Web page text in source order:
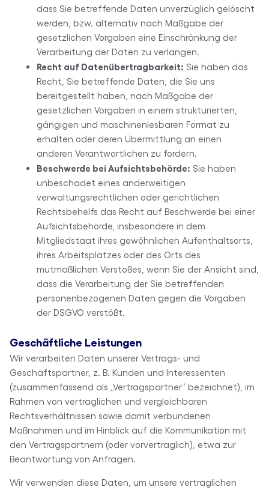
dass Sie betreffende Daten unverzüglich gelöscht
werden, bzw. alternativ nach Maßgabe der
gesetzlichen Vorgaben eine Einschränkung der
Verarbeitung der Daten zu verlangen.
Recht auf Datenübertragbarkeit: Sie haben das
Recht, Sie betreffende Daten, die Sie uns
bereitgestellt haben, nach Maßgabe der
gesetzlichen Vorgaben in einem strukturierten,
gängigen und maschinenlesbaren Format zu
erhalten oder deren Übermittlung an einen
anderen Verantwortlichen zu fordern.
Beschwerde bei Aufsichtsbehörde: Sie haben
unbeschadet eines anderweitigen
verwaltungsrechtlichen oder gerichtlichen
Rechtsbehelfs das Recht auf Beschwerde bei einer
Aufsichtsbehörde, insbesondere in dem
Mitgliedstaat ihres gewöhnlichen Aufenthaltsorts,
ihres Arbeitsplatzes oder des Orts des
mutmaßlichen Verstoßes, wenn Sie der Ansicht sind,
dass die Verarbeitung der Sie betreffenden
personenbezogenen Daten gegen die Vorgaben
der DSGVO verstößt.
Geschäftliche Leistungen
Wir verarbeiten Daten unserer Vertrags- und
Geschäftspartner, z. B. Kunden und Interessenten
(zusammenfassend als „Vertragspartner” bezeichnet), im
Rahmen von vertraglichen und vergleichbaren
Rechtsverhältnissen sowie damit verbundenen
Maßnahmen und im Hinblick auf die Kommunikation mit
den Vertragspartnern (oder vorvertraglich), etwa zur
Beantwortung von Anfragen.
Wir verwenden diese Daten, um unsere vertraglichen